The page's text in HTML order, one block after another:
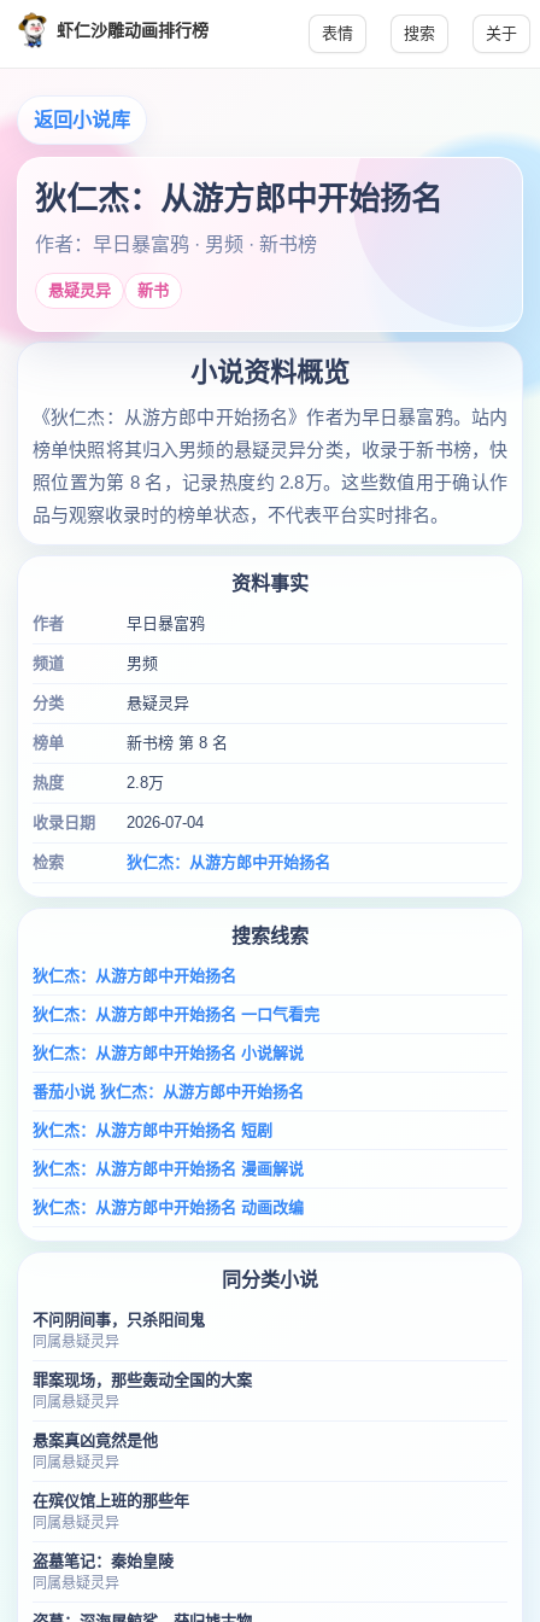
虾仁沙雕动画排行榜 表情 搜索 关于
返回小说库
狄仁杰：从游方郎中开始扬名
作者：早日暴富鸦 · 男频 · 新书榜
悬疑灵异 新书
小说资料概览
《狄仁杰：从游方郎中开始扬名》作者为早日暴富鸦。站内
榜单快照将其归入男频的悬疑灵异分类，收录于新书榜，快
照位置为第 8 名，记录热度约 2.8万。这些数值用于确认作
品与观察收录时的榜单状态，不代表平台实时排名。
资料事实
作者 早日暴富鸦
频道 男频
分类 悬疑灵异
榜单 新书榜 第 8 名
热度 2.8万
收录日期 2026-07-04
检索 狄仁杰：从游方郎中开始扬名
搜索线索
狄仁杰：从游方郎中开始扬名
狄仁杰：从游方郎中开始扬名 一口气看完
狄仁杰：从游方郎中开始扬名 小说解说
番茄小说 狄仁杰：从游方郎中开始扬名
狄仁杰：从游方郎中开始扬名 短剧
狄仁杰：从游方郎中开始扬名 漫画解说
狄仁杰：从游方郎中开始扬名 动画改编
同分类小说
不问阴间事，只杀阳间鬼
同属悬疑灵异
罪案现场，那些轰动全国的大案
同属悬疑灵异
悬案真凶竟然是他
同属悬疑灵异
在殡仪馆上班的那些年
同属悬疑灵异
盗墓笔记：秦始皇陵
同属悬疑灵异